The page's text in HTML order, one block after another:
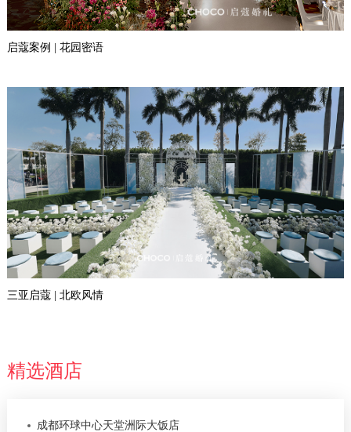
启蔻案例 | 花园密语
三亚启蔻 | 北欧风情
精选酒店
成都环球中心天堂洲际大饭店